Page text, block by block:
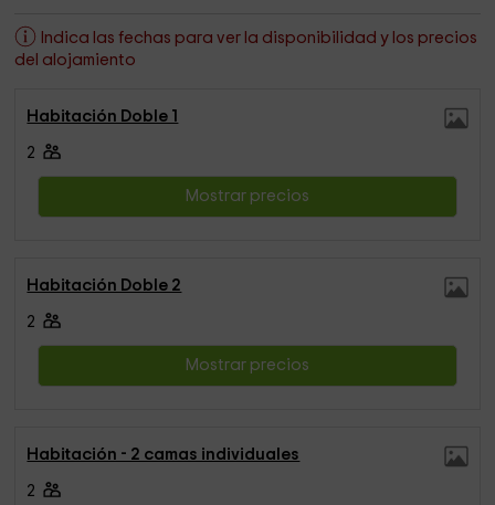
Indica las fechas para ver la disponibilidad y los precios
del alojamiento
Habitación Doble 1
2
Mostrar precios
Habitación Doble 2
2
Mostrar precios
Habitación - 2 camas individuales
2